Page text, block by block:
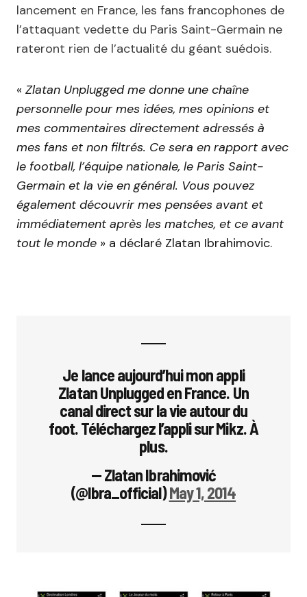
lancement en France, les fans francophones de
l’attaquant vedette du Paris Saint-Germain ne
rateront rien de l’actualité du géant suédois.
« Zlatan Unplugged me donne une chaîne
personnelle pour mes idées, mes opinions et
mes commentaires directement adressés à
mes fans et non filtrés. Ce sera en rapport avec
le football, l’équipe nationale, le Paris Saint-
Germain et la vie en général. Vous pouvez
également découvrir mes pensées avant et
immédiatement après les matches, et ce avant
tout le monde » a déclaré Zlatan Ibrahimovic.
Je lance aujourd’hui mon appli
Zlatan Unplugged en France. Un
canal direct sur la vie autour du
foot. Téléchargez l’appli sur Mikz. À
plus.
— Zlatan Ibrahimović
(@Ibra_official)May 1, 2014